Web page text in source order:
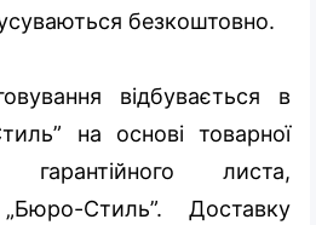
безкоштовно.
відбувається в
на основі товарної
листа,
Стиль”. Доставку